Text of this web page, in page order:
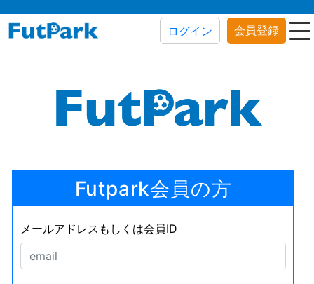
ログイン 会員登録
Futpark会員の方
メールアドレスもしくは会員ID